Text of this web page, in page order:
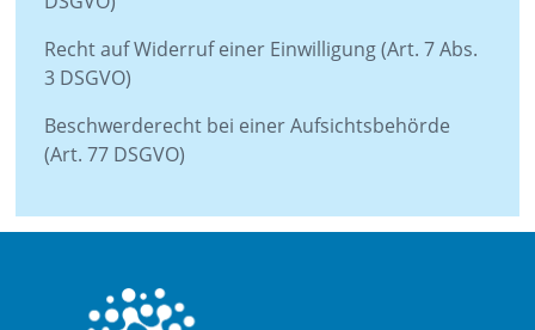
Recht auf Widerruf einer Einwilligung (Art. 7 Abs.
3 DSGVO)
Beschwerderecht bei einer Aufsichtsbehörde
(Art. 77 DSGVO)